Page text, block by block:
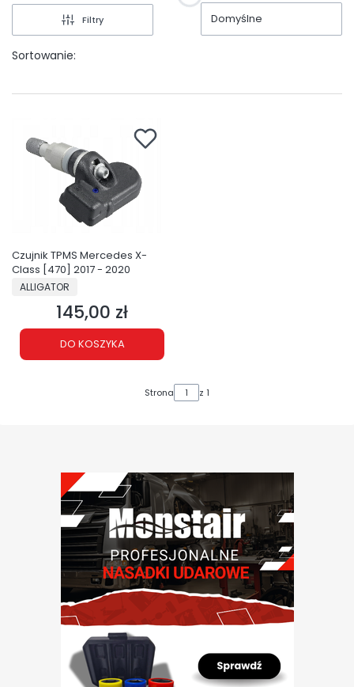
Filtry
Sortowanie:
Domyślne
Czujnik TPMS Mercedes X-
Class [470] 2017 - 2020
PRODUCENT
ALLIGATOR
Cena
145,00 zł
DO KOSZYKA
Strona z 1